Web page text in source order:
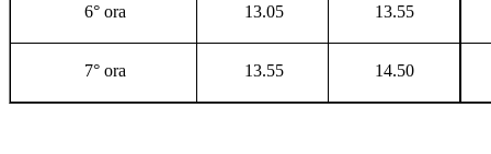
6° ora 13.05 13.55
7° ora 13.55 14.50